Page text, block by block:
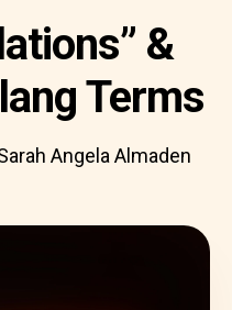
&
Terms
Angela Almaden